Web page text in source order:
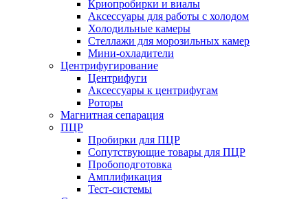
Криопробирки и виалы
Аксессуары для работы с холодом
Холодильные камеры
Стеллажи для морозильных камер
Мини-охладители
Центрифугирование
Центрифуги
Аксессуары к центрифугам
Роторы
Магнитная сепарация
ПЦР
Пробирки для ПЦР
Сопутствующие товары для ПЦР
Пробоподготовка
Амплификация
Тест-системы